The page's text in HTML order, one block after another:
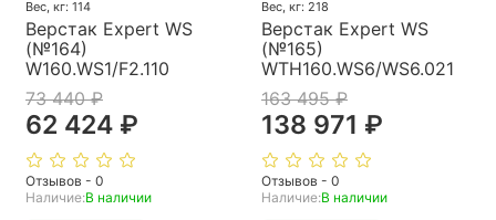
Вес, кг: 114
Верстак Expert WS
(№164)
W160.WS1/F2.110
73 440 ₽
62 424 ₽
Отзывов - 0
Наличие:В наличии
Вес, кг: 218
Верстак Expert WS
(№165)
WTH160.WS6/WS6.021
163 495 ₽
138 971 ₽
Отзывов - 0
Наличие:В наличии